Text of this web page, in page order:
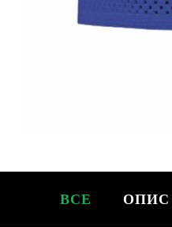
ВСЕ ОПИС